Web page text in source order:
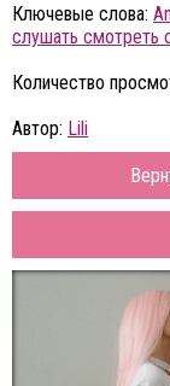
Ключевые слова:
слушать смотреть
Количество
Автор: Lili